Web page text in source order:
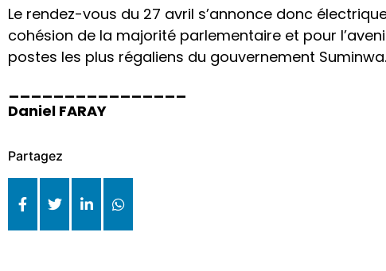
Le rendez-vous du 27 avril s’annonce donc
cohésion de la majorité parlementaire et pour
postes les plus régaliens du gouvernement Suminwa.
Daniel FARAY
Partagez